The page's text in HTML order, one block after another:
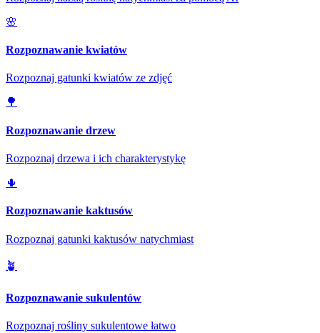
🌸
Rozpoznawanie kwiatów
Rozpoznaj gatunki kwiatów ze zdjęć
🌳
Rozpoznawanie drzew
Rozpoznaj drzewa i ich charakterystykę
🌵
Rozpoznawanie kaktusów
Rozpoznaj gatunki kaktusów natychmiast
🪴
Rozpoznawanie sukulentów
Rozpoznaj rośliny sukulentowe łatwo